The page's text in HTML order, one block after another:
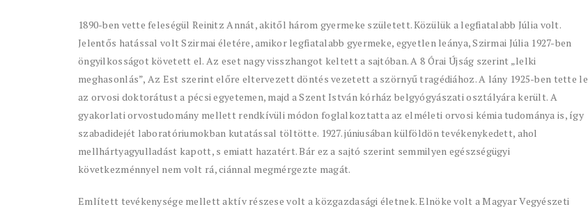
1890-ben vette feleségül Reinitz Annát, akitől három gyermeke született. Közülük a legfiatalabb Júlia volt.
Jelentős hatással volt Szirmai életére, amikor legfiatalabb gyermeke, egyetlen leánya, Szirmai Júlia 1927-ben
öngyilkosságot követett el. Az eset nagy visszhangot keltett a sajtóban. A 8 Órai Újság szerint „lelki
meghasonlás”, Az Est szerint előre eltervezett döntés vezetett a szörnyű tragédiához. A lány 1925-ben tette le
az orvosi doktorátust a pécsi egyetemen, majd a Szent István kórház belgyógyászati osztályára került. A
gyakorlati orvostudomány mellett rendkívüli módon foglalkoztatta az elméleti orvosi kémia tudománya is, így
szabadidejét laboratóriumokban kutatással töltötte. 1927. júniusában külföldön tevékenykedett, ahol
mellhártyagyulladást kapott, s emiatt hazatért. Bár ez a sajtó szerint semmilyen egészségügyi
következménnyel nem volt rá, ciánnal megmérgezte magát.
Említett tevékenysége mellett aktív részese volt a közgazdasági életnek. Elnöke volt a Magyar Vegyészeti